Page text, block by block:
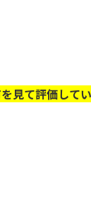
を見て評価して